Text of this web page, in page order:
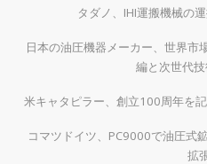
タダノ、IHI運搬機械の
日本の油圧機器メーカー、世界市
編と次世代
米キャタピラー、創立100周年を
コマツドイツ、PC9000で油圧式
拡